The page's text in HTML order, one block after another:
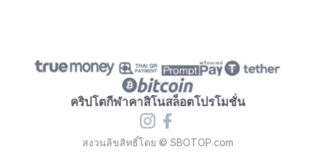
คริปโตกีฬาคาสิโนสล็อตโปรโมชั่น
สงวนลิขสิทธิ์โดย © SBOTOP.com